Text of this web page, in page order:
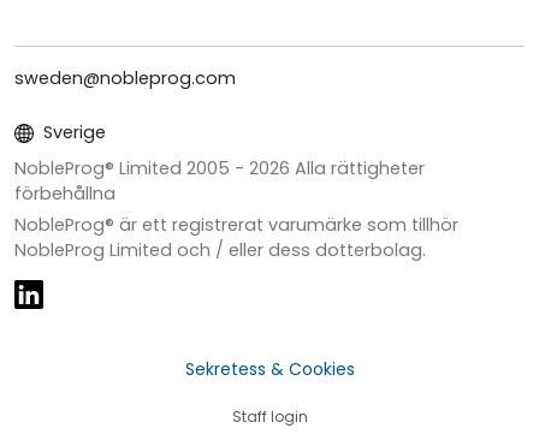
sweden@nobleprog.com
Sverige
NobleProg® Limited 2005 - 2026 Alla rättigheter
förbehållna
NobleProg® är ett registrerat varumärke som tillhör
NobleProg Limited och / eller dess dotterbolag.
Sekretess & Cookies
Staff login